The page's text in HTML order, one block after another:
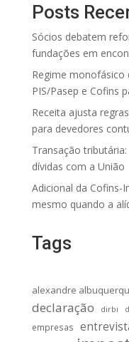
Posts
Sócios debatem
fundações em
Regime monofásico
PIS/Pasep e Cofins
Receita ajusta
para devedores
Transação
dívidas com a União
Adicional da Cofins-
mesmo quando a
Tags
alexandre
declaração dirbi
empresas